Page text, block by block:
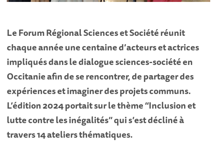
Le Forum Régional Sciences et Société réunit
chaque année une centaine d’acteurs et actrices
impliqués dans le dialogue sciences-société en
Occitanie afin de se rencontrer, de partager des
expériences et imaginer des projets communs.
L’édition 2024 portait sur le thème “Inclusion et
lutte contre les inégalités” qui s’est décliné à
travers 14 ateliers thématiques.